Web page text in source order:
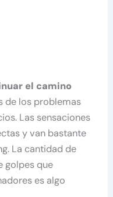
el camino
de los problemas
Las sensaciones
y van bastante
La cantidad de
golpes que
es algo